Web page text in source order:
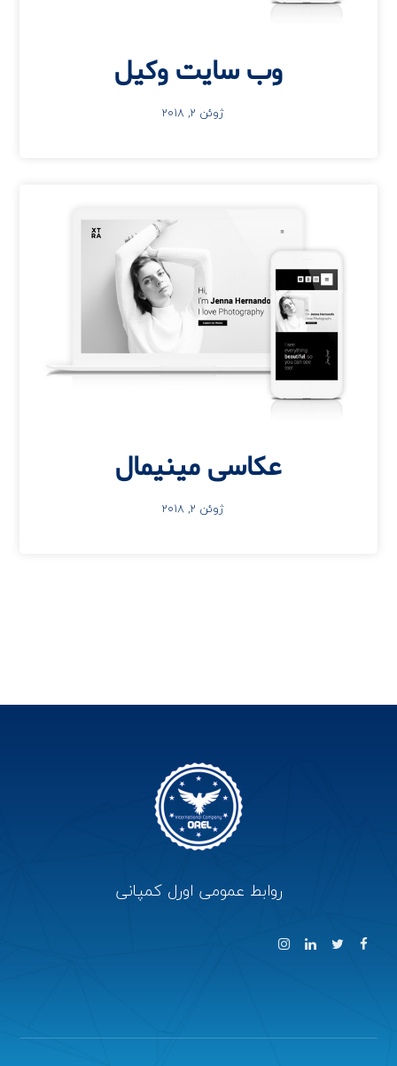
وب سایت وکیل
ژوئن 2, 2018
عکاسی مینیمال
ژوئن 2, 2018
روابط عمومی اورل کمپانی